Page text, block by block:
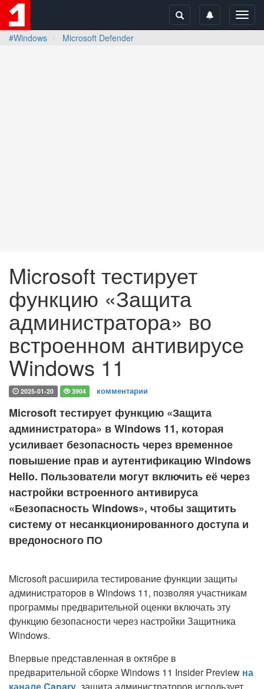
#Windows
Microsoft Defender
Microsoft тестирует
функцию «Защита
администратора» во
встроенном антивирусе
Windows 11
2025-01-20 3904 комментарии
Microsoft тестирует функцию «Защита
администратора» в Windows 11, которая
усиливает безопасность через временное
повышение прав и аутентификацию Windows
Hello. Пользователи могут включить её через
настройки встроенного антивируса
«Безопасность Windows», чтобы защитить
систему от несанкционированного доступа и
вредоносного ПО
Microsoft расширила тестирование функции защиты
администраторов в Windows 11, позволяя участникам
программы предварительной оценки включать эту
функцию безопасности через настройки Защитника
Windows.
Впервые представленная в октябре в
предварительной сборке Windows 11 Insider Preview на